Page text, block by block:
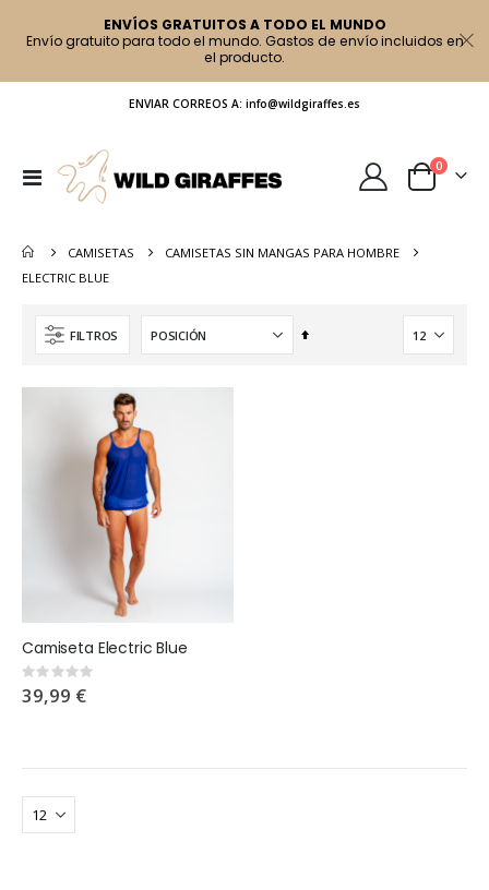
ENVÍOS GRATUITOS A TODO EL MUNDO
Envío gratuito para todo el mundo. Gastos de envío incluidos en
el producto.
ENVIAR CORREOS A: info@wildgiraffes.es
Toggle
Nav
Cart
0artículos
CAMISETAS
CAMISETAS SIN MANGAS PARA HOMBRE
ELECTRIC BLUE
FILTROS
Fijar
Camiseta Electric Blue
Rating:
0%
39,99 €